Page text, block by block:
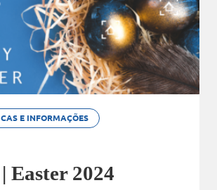
E INFORMAÇÕES
Easter 2024